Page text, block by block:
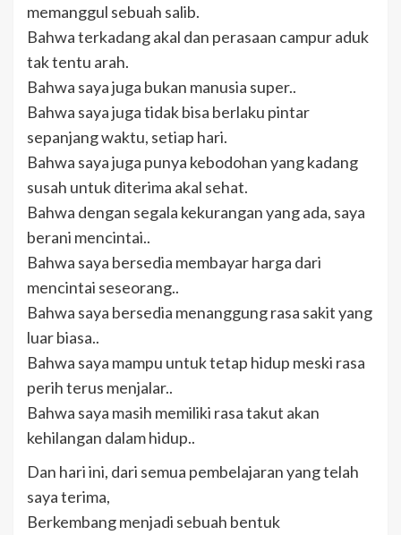
memanggul sebuah salib.
Bahwa terkadang akal dan perasaan campur aduk
tak tentu arah.
Bahwa saya juga bukan manusia super..
Bahwa saya juga tidak bisa berlaku pintar
sepanjang waktu, setiap hari.
Bahwa saya juga punya kebodohan yang kadang
susah untuk diterima akal sehat.
Bahwa dengan segala kekurangan yang ada, saya
berani mencintai..
Bahwa saya bersedia membayar harga dari
mencintai seseorang..
Bahwa saya bersedia menanggung rasa sakit yang
luar biasa..
Bahwa saya mampu untuk tetap hidup meski rasa
perih terus menjalar..
Bahwa saya masih memiliki rasa takut akan
kehilangan dalam hidup..
Dan hari ini, dari semua pembelajaran yang telah
saya terima,
Berkembang menjadi sebuah bentuk